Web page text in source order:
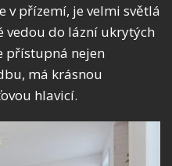
v přízemí, je velmi světlá
vedou do lázní ukrytých
přístupná nejen
má krásnou
hlavicí.